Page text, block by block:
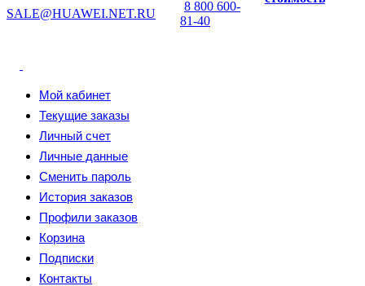
SALE@HUAWEI.NET.RU
8 800 600-
81-40
Мой кабинет
Текущие заказы
Личный счет
Личные данные
Сменить пароль
История заказов
Профили заказов
Корзина
Подписки
Контакты